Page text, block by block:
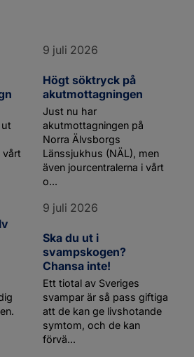
vårt
9 juli 2026
Högt söktryck på
akutmottagningen
Just nu har
akutmottagningen på
Norra Älvsborgs
Länssjukhus (NÄL), men
även jourcentralerna i vårt
o...
9 juli 2026
Ska du ut i
svampskogen?
Chansa inte!
Ett tiotal av Sveriges
svampar är så pass giftiga
att de kan ge livshotande
symtom, och de kan
förvä...